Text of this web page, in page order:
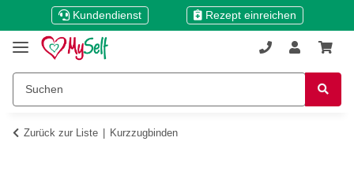
Kundendienst Rezept einreichen
Zurück zur Liste Kurzzugbinden